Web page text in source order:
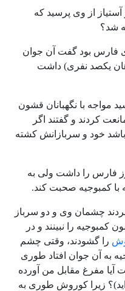
از وی پرسید که
شد؟
فارس بود گفت آن جوان
یکصد نفری) داشت
مواجه با نگهبانان قشون
کردند و گفتند اگر
خود و سربازانش کشته
فارس را داشت ولی به
با کمبوجیه صحبت کند.
چشمان وی و دو سرباز
کمبوجیه را نبینند و در
را گشودند، وقتی چشم
به آن جوان افتاد طوری
مفرغ مقابل من آورده
اید)؟ زیرا کوروش طوری به